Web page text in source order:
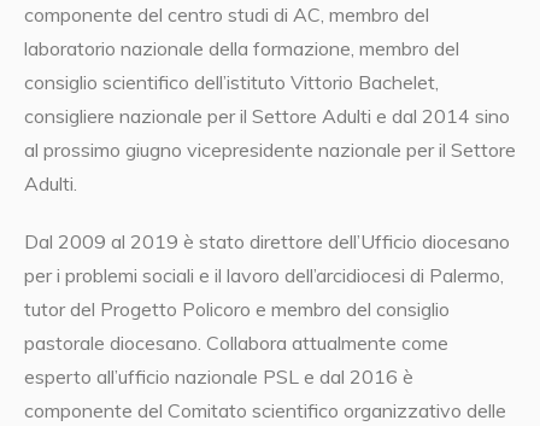
componente del centro studi di AC, membro del
laboratorio nazionale della formazione, membro del
consiglio scientifico dell’istituto Vittorio Bachelet,
consigliere nazionale per il Settore Adulti e dal 2014 sino
al prossimo giugno vicepresidente nazionale per il Settore
Adulti.
Dal 2009 al 2019 è stato direttore dell’Ufficio diocesano
per i problemi sociali e il lavoro dell’arcidiocesi di Palermo,
tutor del Progetto Policoro e membro del consiglio
pastorale diocesano. Collabora attualmente come
esperto all’ufficio nazionale PSL e dal 2016 è
componente del Comitato scientifico organizzativo delle